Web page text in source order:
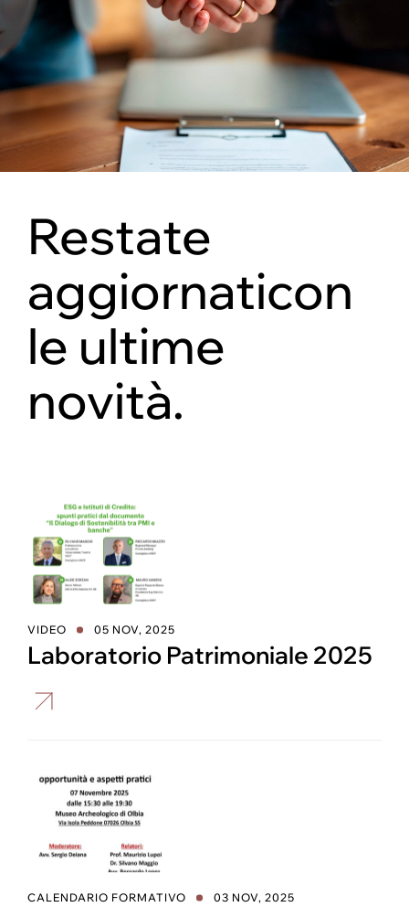
Restate
aggiornaticon
le ultime
novità.
VIDEO 05 NOV, 2025
Laboratorio Patrimoniale 2025
CALENDARIO FORMATIVO 03 NOV, 2025